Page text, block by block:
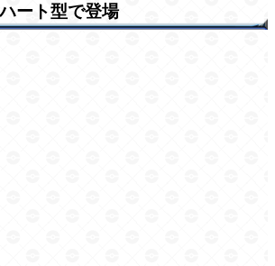
ート型で登場